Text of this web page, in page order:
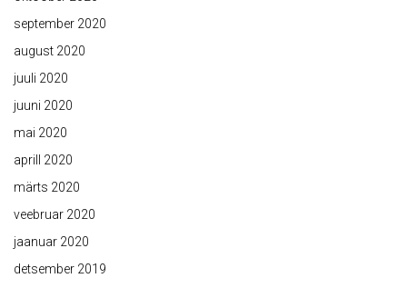
september 2020
august 2020
juuli 2020
juuni 2020
mai 2020
aprill 2020
märts 2020
veebruar 2020
jaanuar 2020
detsember 2019